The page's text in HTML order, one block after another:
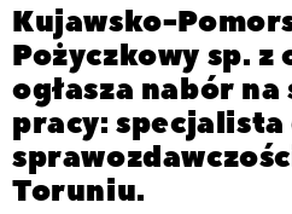
Kujawsko-
Pożyczkowy sp. z
ogłasza nabór
pracy:
Toruniu.